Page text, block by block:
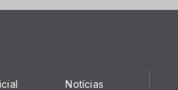
Notícias